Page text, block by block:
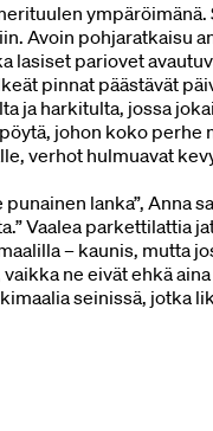
ympäröimänä.
Avoin pohjaratkaisu
lasiset pariovet
pinnat päästävät
ja harkitulta, jossa
johon koko perhe
verhot hulmuavat
lanka”, Anna
Vaalea parkettilattia
– kaunis, mutta
ne eivät ehkä
seinissä, jotka